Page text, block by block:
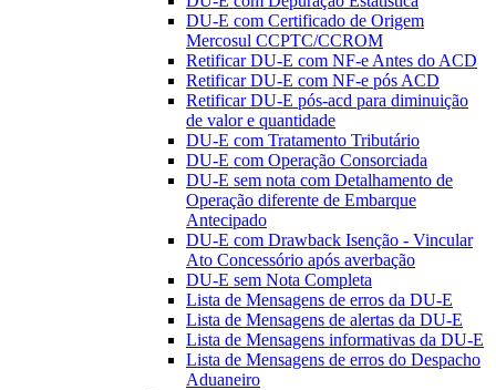
DU-E com Certificado de Origem
Mercosul CCPTC/CCROM
Retificar DU-E com NF-e Antes do ACD
Retificar DU-E com NF-e pós ACD
Retificar DU-E pós-acd para diminuição
de valor e quantidade
DU-E com Tratamento Tributário
DU-E com Operação Consorciada
DU-E sem nota com Detalhamento de
Operação diferente de Embarque
Antecipado
DU-E com Drawback Isenção - Vincular
Ato Concessório após averbação
DU-E sem Nota Completa
Lista de Mensagens de erros da DU-E
Lista de Mensagens de alertas da DU-E
Lista de Mensagens informativas da DU-E
Lista de Mensagens de erros do Despacho
Aduaneiro